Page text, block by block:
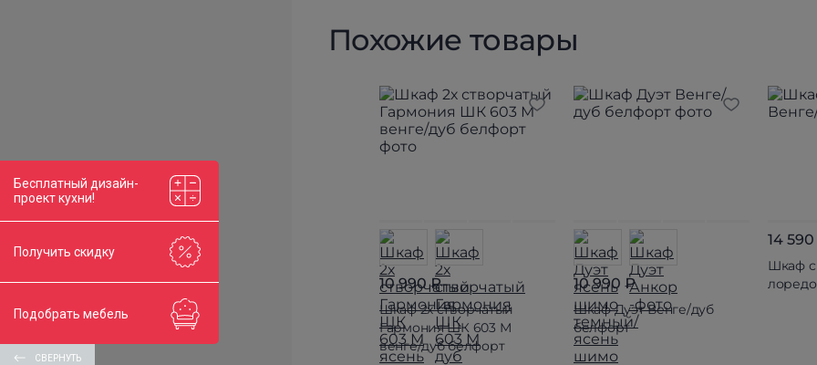
Похожие товары
10 990 ₽
Шкаф 2х створчатый
Гармония ШК 603 М
венге/дуб белфорт
10 990 ₽
Шкаф Дуэт Венге/дуб
белфорт
14
Шкаф
лоредо
Бесплатный дизайн-
проект кухни!
Получить скидку
Подобрать мебель
СВЕРНУТЬ